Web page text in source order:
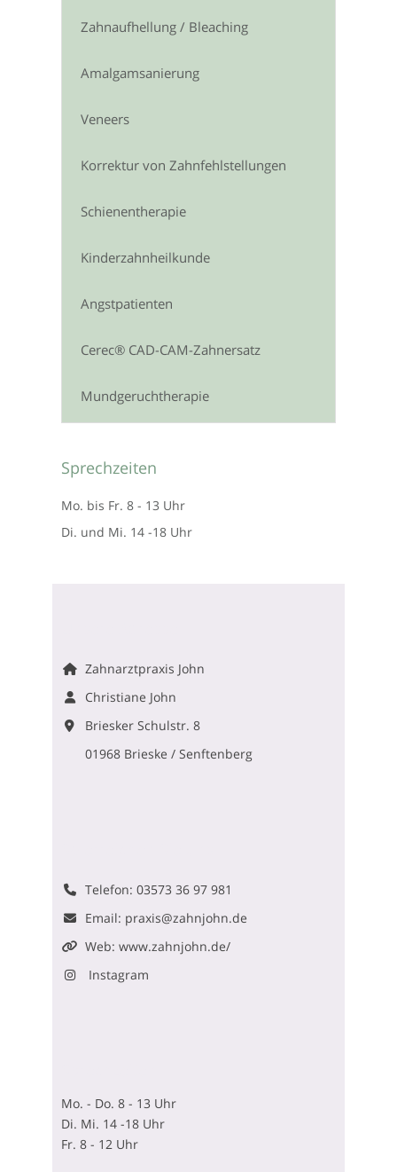
Zahnaufhellung / Bleaching
Amalgamsanierung
Veneers
Korrektur von Zahnfehlstellungen
Schienentherapie
Kinderzahnheilkunde
Angstpatienten
Cerec® CAD-CAM-Zahnersatz
Mundgeruchtherapie
Sprechzeiten
Mo. bis Fr. 8 - 13 Uhr
Di. und Mi. 14 -18 Uhr
Zahnarztpraxis John
Christiane John
Briesker Schulstr. 8
01968 Brieske / Senftenberg
Telefon: 03573 36 97 981
Email: praxis@zahnjohn.de
Web: www.zahnjohn.de/
Instagram
Mo. - Do. 8 - 13 Uhr
Di. Mi. 14 -18 Uhr
Fr. 8 - 12 Uhr